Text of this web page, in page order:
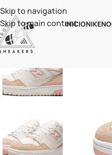
Skip to navigation
Skip to main content
INICIONIKE